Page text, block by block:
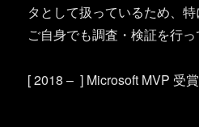
タとして扱っているため、
ご自身でも調査・検証を行っ
[ 2018 – ] Microsoft MVP 受賞